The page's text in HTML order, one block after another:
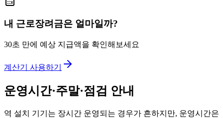
내 근로장려금은 얼마일까?
30초 만에 예상 지급액을 확인해보세요
계산기 사용하기
운영시간·주말·점검 안내
역 설치 기기는 장시간 운영되는 경우가 흔하지만, 운영시간은